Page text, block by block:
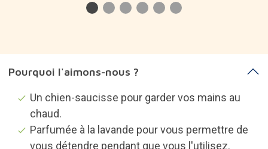
Pourquoi l'aimons-nous ?
Un chien-saucisse pour garder vos mains au
chaud.
Parfumée à la lavande pour vous permettre de
vous détendre pendant que vous l'utilisez.